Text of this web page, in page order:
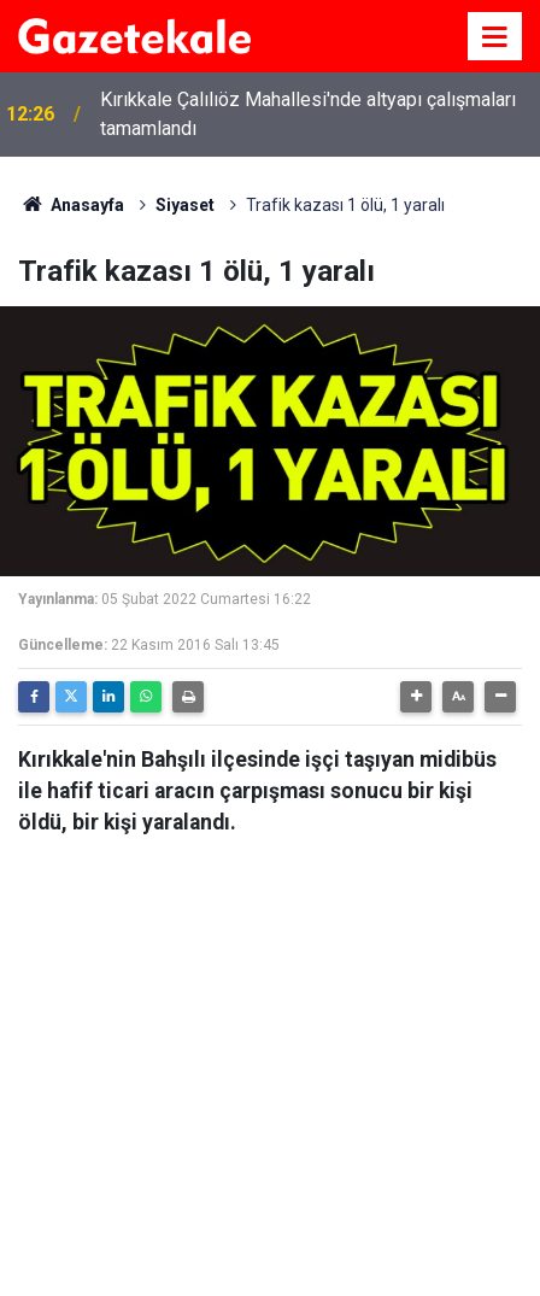
12:26
Kırıkkale Çalılıöz Mahallesi'nde altyapı çalışmaları
tamamlandı
Anasayfa Siyaset Trafik kazası 1 ölü, 1 yaralı
Trafik kazası 1 ölü, 1 yaralı
Yayınlanma: 05 Şubat 2022 Cumartesi 16:22
Güncelleme: 22 Kasım 2016 Salı 13:45
Kırıkkale'nin Bahşılı ilçesinde işçi taşıyan midibüs
ile hafif ticari aracın çarpışması sonucu bir kişi
öldü, bir kişi yaralandı.